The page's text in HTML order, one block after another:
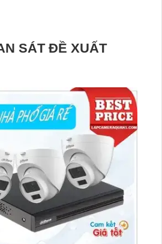
SÁT ĐỀ XUẤT